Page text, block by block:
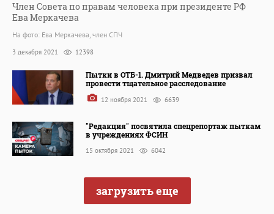
Член Совета по правам человека при президенте РФ
Ева Меркачева
На фото: Ева Меркачева, член СПЧ
3 декабря 2021 12398
Пытки в ОТБ-1. Дмитрий Медведев призвал
провести тщательное расследование
12 ноября 2021 6639
"Редакция" посвятила спецрепортаж пыткам
в учреждениях ФСИН
15 октября 2021 6042
загрузить еще